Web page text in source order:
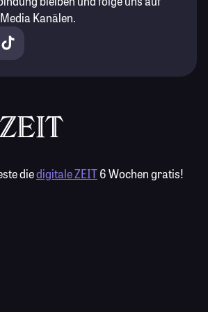
Kanälen.
diedigitale ZEIT6 Wochen gratis!